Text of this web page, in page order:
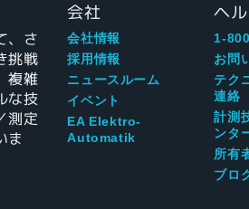
、さ
挑戦
複雑
な技
測定
ま
会社
会社情報
採用情報
ニュースルーム
イベント
EA Elektro-
Automatik
ヘ
1-
お問
テク
連絡
計測
ンタ
所有
ブロ